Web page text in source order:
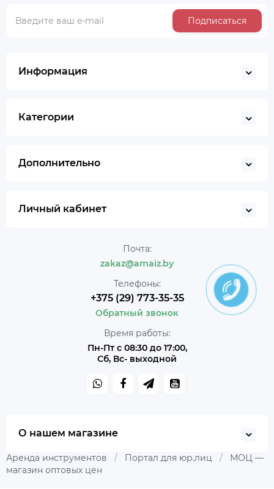
Подписаться
Информация
Категории
Дополнительно
Личный кабинет
Почта:
zakaz@amaiz.by
Телефоны:
+375 (29) 773-35-35
Обратный звонок
Время работы:
Пн-Пт с 08:30 до 17:00,
Сб, Вс- выходной
О нашем магазине
Аренда инструментов / Портал для юр.лиц /
МОЦ —
магазин оптовых цен